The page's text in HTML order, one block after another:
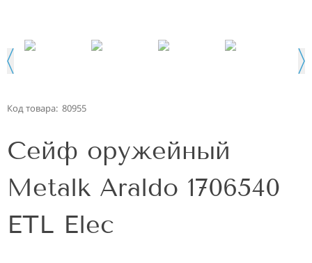
Код товара: 80955
Сейф оружейный
Metalk Araldo 1706540
ETL Elec